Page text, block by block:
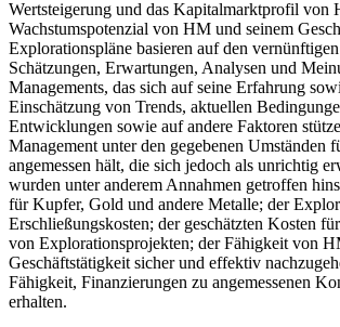
Wertsteigerung und das Kapitalmarktprofil von
Wachstumspotenzial von HM und seinem
Explorationspläne basieren auf den
Schätzungen, Erwartungen, Analysen und
Managements, das sich auf seine Erfahrung
Einschätzung von Trends, aktuellen
Entwicklungen sowie auf andere Faktoren
Management unter den gegebenen Umständen
angemessen hält, die sich jedoch als unrichtig
wurden unter anderem Annahmen getroffen
für Kupfer, Gold und andere Metalle; der
Erschließungskosten; der geschätzten Kosten
von Explorationsprojekten; der Fähigkeit von
Geschäftstätigkeit sicher und effektiv
Fähigkeit, Finanzierungen zu angemessenen
erhalten.